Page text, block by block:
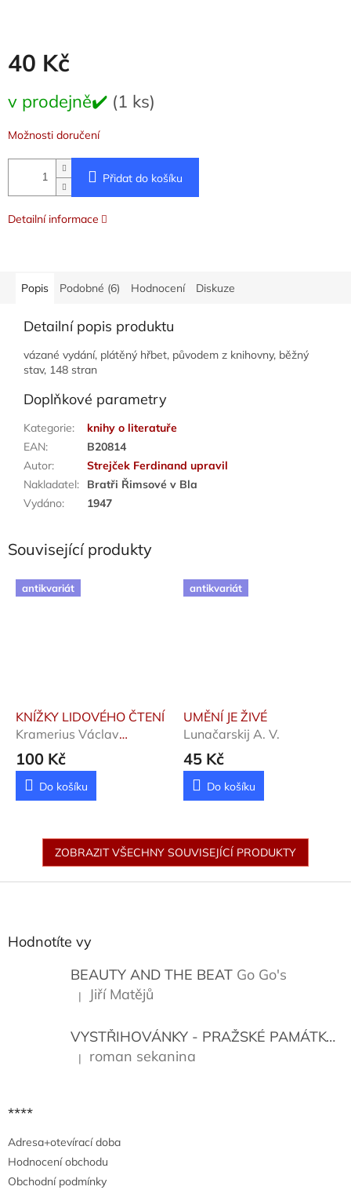
40 Kč
cena:
v prodejně✔️ (1 ks)
Možnosti doručení
Přidat do košíku
Detailní informace
Popis Podobné (6) Hodnocení Diskuze
Detailní popis produktu
vázané vydání, plátěný hřbet, původem z knihovny, běžný
stav, 148 stran
Doplňkové parametry
Kategorie:
knihy o literatuře
EAN:
B20814
Autor:
Strejček Ferdinand upravil
Nakladatel:
Bratři Řimsové v Bla
Vydáno: 1947
Související produkty
antikvariát
KNÍŽKY LIDOVÉHO ČTENÍ
Kramerius Václav
Rodomil
100 Kč
Do košíku
antikvariát
UMĚNÍ JE ŽIVÉ
Lunačarskij A. V.
45 Kč
Do košíku
ZOBRAZIT VŠECHNY SOUVISEJÍCÍ PRODUKTY
Hodnotíte vy
BEAUTY AND THE BEAT Go Go's
Hodnocení produktu je 5 z 5 hvězdiček.
| Jiří Matějů
VYSTŘIHOVÁNKY - PRAŽSKÉ PAMÁTKY
Hodnocení produktu je 5 z 5 hvězdiček.
| roman sekanina
****
Adresa+otevírací doba
Hodnocení obchodu
Obchodní podmínky